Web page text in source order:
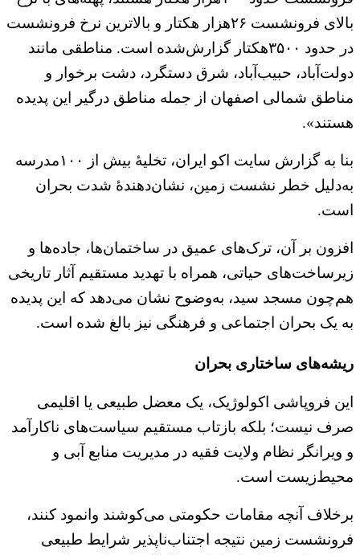
بالای فرونشست ۲۶هزار هکتار و بالاترین نرخ فرونشست
در حدود ۳۵۰۰هکتار گزارش‌شده است. مناطقی مانند
دولت‌آباد، حبیب‌آباد، شرق دستگرد، دشت برخوار و
مناطق شمالی اصفهان از جمله مناطق درگیر این پدیده
هستند».
بنا به گزارش سایت اکو ایران، تخلیه‌ٔ بیش از ۱۰۰مدرسه
به‌دلیل خطر نشست زمین، نشان‌دهنده‌ٔ شدت بحران
است.
افزون بر آن، ترک‌های عمیق در ساختمان‌ها، جاده‌ها و
زیرساخت‌های حیاتی، همراه با تهدید مستقیم آثار تاریخی
هم‌چون مسجد سید، به‌وضوح نشان می‌دهد که این پدیده
به یک بحران اجتماعی و فرهنگی نیز بالغ شده است.
ریشه‌های ساختاری بحران
این فروپاشی اکولوژیک، یک معضل طبیعی یا اقلیمی
صرف نیست؛ بلکه بازتاب مستقیم سیاست‌های ناکارآمد
و ویرانگر نظام ولایت فقیه در مدیریت منابع آبی و
محیط‌زیست است.
برخلاف آنچه مقامات حکومتی می‌کوشند وانمود کنند،
فرونشست زمین نتیجه اجتناب‌ناپذیر شرایط طبیعی